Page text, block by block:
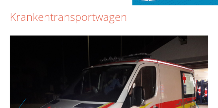
Krankentransportwagen
Zurück Weiter